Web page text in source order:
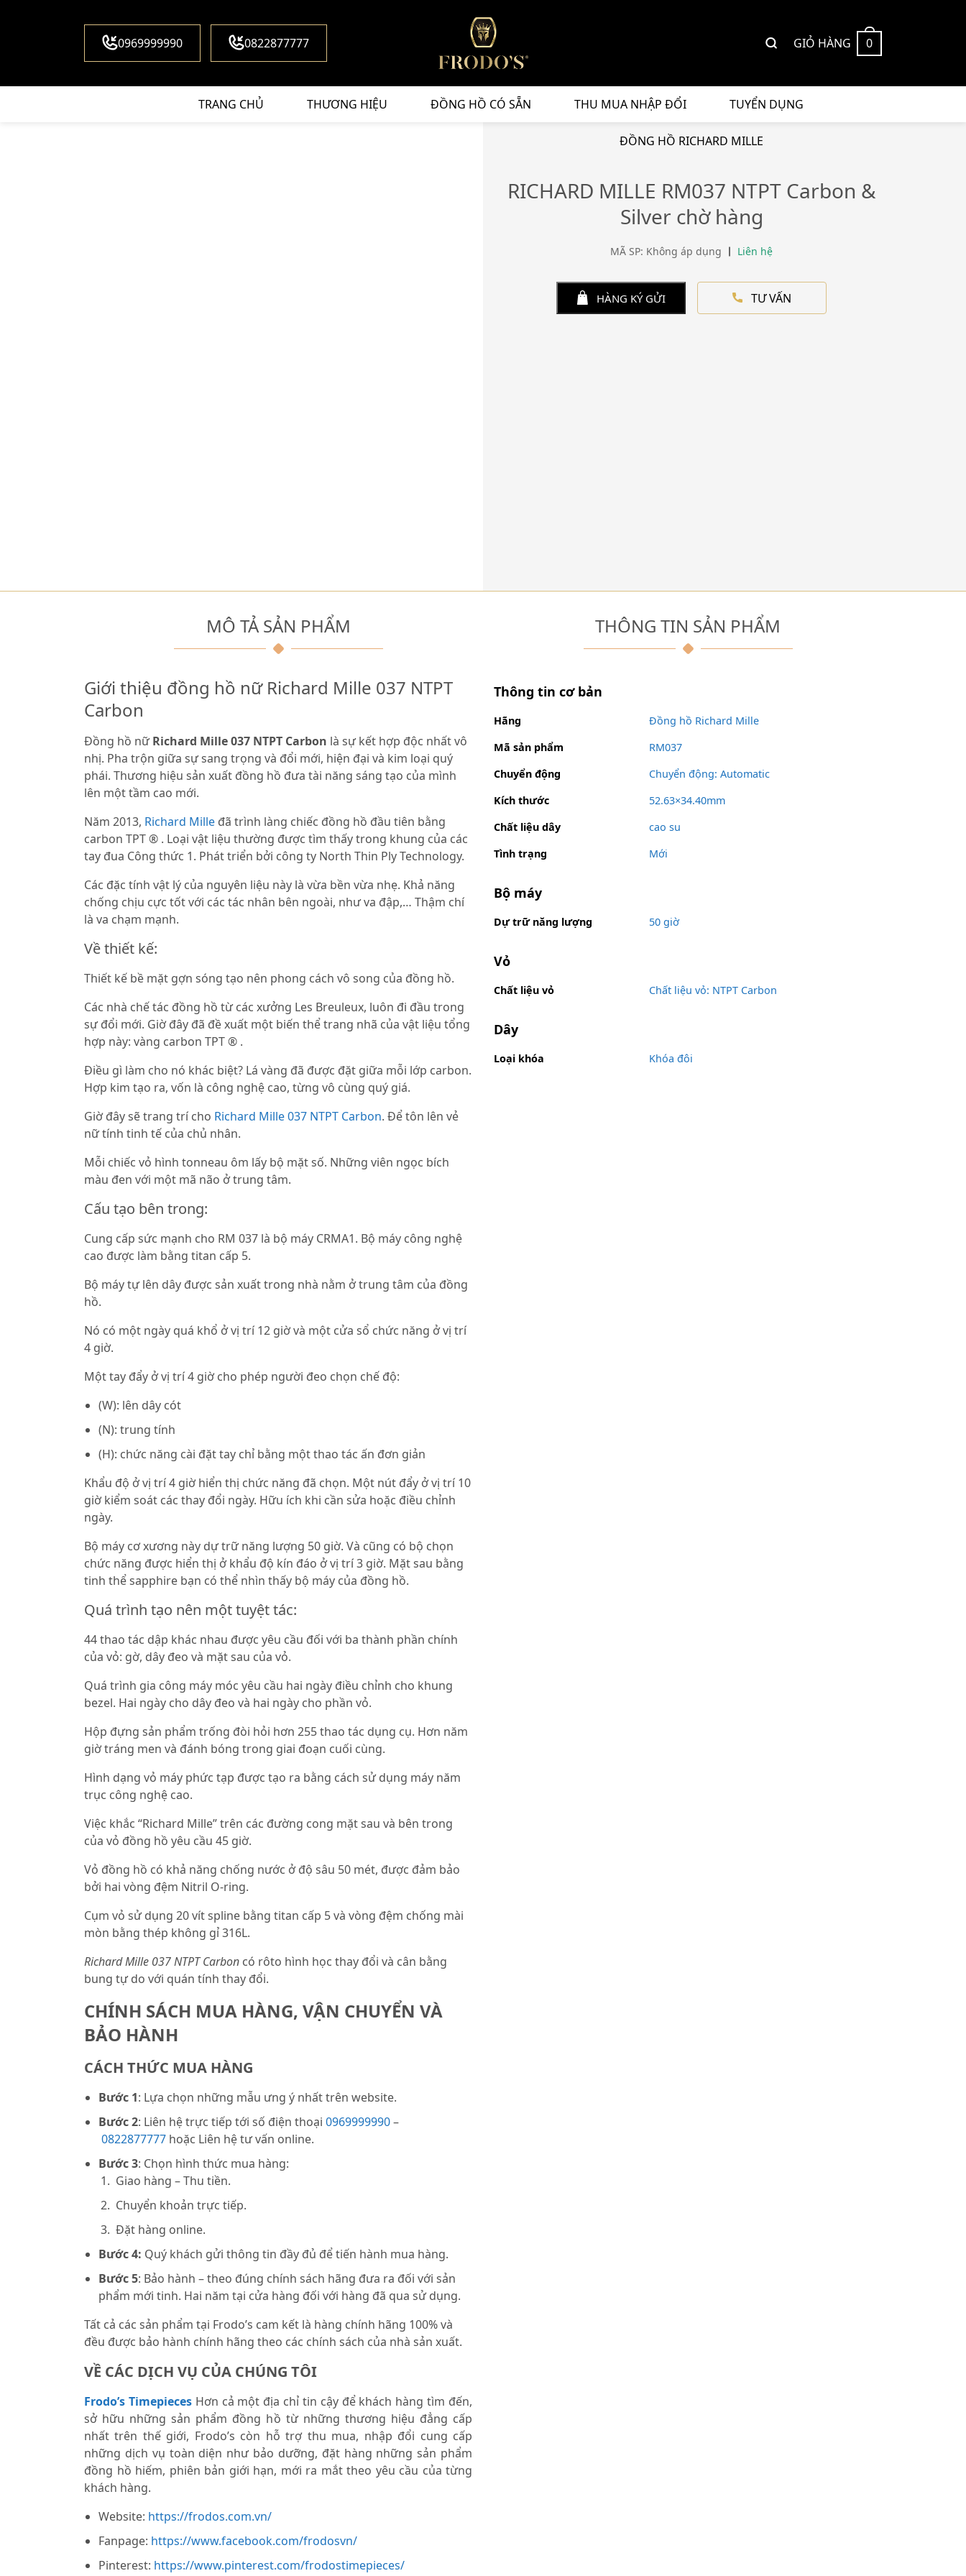
0969999990 0822877777 GIỎ HÀNG 0
TRANG CHỦ THƯƠNG HIỆU ĐỒNG HỒ CÓ SẴN THU MUA NHẬP ĐỔI TUYỂN DỤNG
ĐỒNG HỒ RICHARD MILLE
RICHARD MILLE RM037 NTPT Carbon &
Silver chờ hàng
MÃ SP: Không áp dụng Liên hệ
HÀNG KÝ GỬI TƯ VẤN
MÔ TẢ SẢN PHẨM
Giới thiệu đồng hồ nữ Richard Mille 037 NTPT
Carbon
Đồng hồ nữRichard Mille 037 NTPT Carbon là sự kết hợp độc nhất vô
nhị. Pha trộn giữa sự sang trọng và đổi mới, hiện đại và kim loại quý
phái. Thương hiệu sản xuất đồng hồ đưa tài năng sáng tạo của mình
lên một tầm cao mới.
Năm 2013, Richard Mille đã trình làng chiếc đồng hồ đầu tiên bằng
carbon TPT ® . Loại vật liệu thường được tìm thấy trong khung của các
tay đua Công thức 1. Phát triển bởi công ty North Thin Ply Technology.
Các đặc tính vật lý của nguyên liệu này là vừa bền vừa nhẹ. Khả năng
chống chịu cực tốt với các tác nhân bên ngoài, như va đập,… Thậm chí
là va chạm mạnh.
Về thiết kế:
Thiết kế bề mặt gợn sóng tạo nên phong cách vô song của đồng hồ.
Các nhà chế tác đồng hồ từ các xưởng Les Breuleux, luôn đi đầu trong
sự đổi mới. Giờ đây đã đề xuất một biến thể trang nhã của vật liệu tổng
hợp này: vàng carbon TPT ® .
Điều gì làm cho nó khác biệt? Lá vàng đã được đặt giữa mỗi lớp carbon.
Hợp kim tạo ra, vốn là công nghệ cao, từng vô cùng quý giá.
Giờ đây sẽ trang trí cho Richard Mille 037 NTPT Carbon. Để tôn lên vẻ
nữ tính tinh tế của chủ nhân.
Mỗi chiếc vỏ hình tonneau ôm lấy bộ mặt số. Những viên ngọc bích
màu đen với một mã não ở trung tâm.
Cấu tạo bên trong:
Cung cấp sức mạnh cho RM 037 là bộ máy CRMA1. Bộ máy công nghệ
cao được làm bằng titan cấp 5.
Bộ máy tự lên dây được sản xuất trong nhà nằm ở trung tâm của đồng
hồ.
Nó có một ngày quá khổ ở vị trí 12 giờ và một cửa sổ chức năng ở vị trí
4 giờ.
Một tay đẩy ở vị trí 4 giờ cho phép người đeo chọn chế độ:
(W): lên dây cót
(N): trung tính
(H): chức năng cài đặt tay chỉ bằng một thao tác ấn đơn giản
Khẩu độ ở vị trí 4 giờ hiển thị chức năng đã chọn. Một nút đẩy ở vị trí 10
giờ kiểm soát các thay đổi ngày. Hữu ích khi cần sửa hoặc điều chỉnh
ngày.
Bộ máy cơ xương này dự trữ năng lượng 50 giờ. Và cũng có bộ chọn
chức năng được hiển thị ở khẩu độ kín đáo ở vị trí 3 giờ. Mặt sau bằng
tinh thể sapphire bạn có thể nhìn thấy bộ máy của đồng hồ.
Quá trình tạo nên một tuyệt tác:
44 thao tác dập khác nhau được yêu cầu đối với ba thành phần chính
của vỏ: gờ, dây đeo và mặt sau của vỏ.
Quá trình gia công máy móc yêu cầu hai ngày điều chỉnh cho khung
bezel. Hai ngày cho dây đeo và hai ngày cho phần vỏ.
Hộp đựng sản phẩm trống đòi hỏi hơn 255 thao tác dụng cụ. Hơn năm
giờ tráng men và đánh bóng trong giai đoạn cuối cùng.
Hình dạng vỏ máy phức tạp được tạo ra bằng cách sử dụng máy năm
trục công nghệ cao.
Việc khắc “Richard Mille” trên các đường cong mặt sau và bên trong
của vỏ đồng hồ yêu cầu 45 giờ.
Vỏ đồng hồ có khả năng chống nước ở độ sâu 50 mét, được đảm bảo
bởi hai vòng đệm Nitril O-ring.
Cụm vỏ sử dụng 20 vít spline bằng titan cấp 5 và vòng đệm chống mài
mòn bằng thép không gỉ 316L.
Richard Mille 037 NTPT Carbon có rôto hình học thay đổi và cân bằng
bung tự do với quán tính thay đổi.
CHÍNH SÁCH MUA HÀNG, VẬN CHUYỂN VÀ
BẢO HÀNH
CÁCH THỨC MUA HÀNG
Bước 1: Lựa chọn những mẫu ưng ý nhất trên website.
Bước 2: Liên hệ trực tiếp tới số điện thoại 0969999990–
0822877777 hoặc Liên hệ tư vấn online.
Bước 3: Chọn hình thức mua hàng:
Giao hàng – Thu tiền.
Chuyển khoản trực tiếp.
Đặt hàng online.
Bước 4: Quý khách gửi thông tin đầy đủ để tiến hành mua hàng.
Bước 5: Bảo hành – theo đúng chính sách hãng đưa ra đối với sản
phẩm mới tinh. Hai năm tại cửa hàng đối với hàng đã qua sử dụng.
Tất cả các sản phẩm tại Frodo’s cam kết là hàng chính hãng 100% và
đều được bảo hành chính hãng theo các chính sách của nhà sản xuất.
VỀ CÁC DỊCH VỤ CỦA CHÚNG TÔI
Frodo’s TimepiecesHơn cả một địa chỉ tin cậy để khách hàng tìm đến,
sở hữu những sản phẩm đồng hồ từ những thương hiệu đẳng cấp
nhất trên thế giới, Frodo’s còn hỗ trợ thu mua, nhập đổi cung cấp
những dịch vụ toàn diện như bảo dưỡng, đặt hàng những sản phẩm
đồng hồ hiếm, phiên bản giới hạn, mới ra mắt theo yêu cầu của từng
khách hàng.
Website: https://frodos.com.vn/
Fanpage: https://www.facebook.com/frodosvn/
Pinterest: https://www.pinterest.com/frodostimepieces/
THÔNG TIN SẢN PHẨM
Thông tin cơ bản
Hãng
Đồng hồ Richard Mille
Mã sản phẩm
RM037
Chuyển động
Chuyển động: Automatic
Kích thước
52.63×34.40mm
Chất liệu dây
cao su
Tình trạng
Mới
Bộ máy
Dự trữ năng lượng 50 giờ
Vỏ
Chất liệu vỏ Chất liệu vỏ: NTPT Carbon
Dây
Loại khóa Khóa đôi